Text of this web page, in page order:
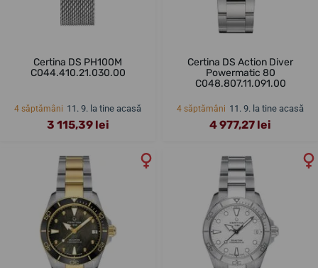
Certina DS PH100M
C044.410.21.030.00
4 săptămâni 11. 9. la tine acasă
3 115,39 lei
Certina DS Action Diver
Powermatic 80
C048.807.11.091.00
4 săptămâni 11. 9. la tine acasă
4 977,27 lei